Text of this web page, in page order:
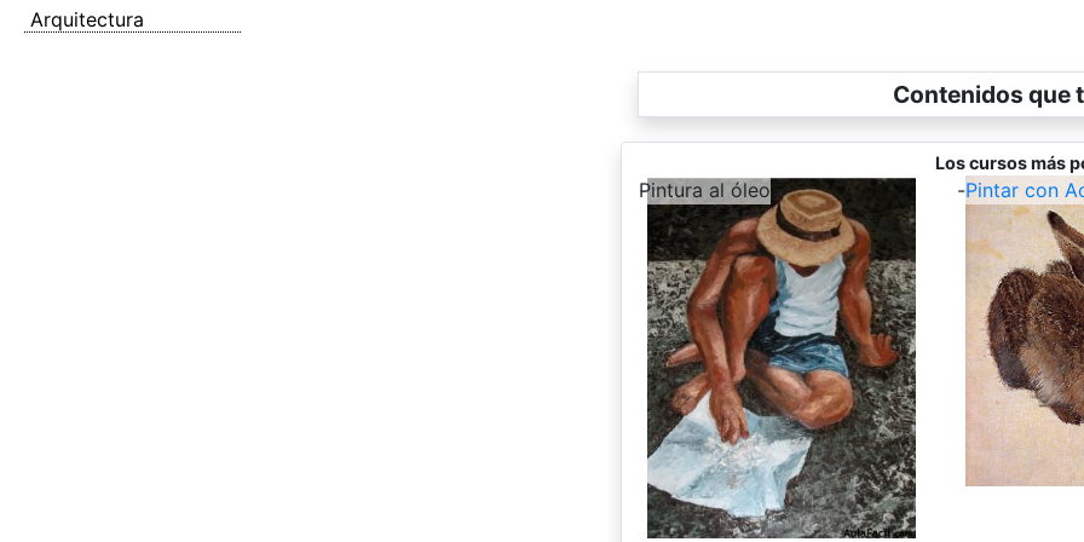
Arquitectura
Contenidos que
Los cursos más
-
Pintura al óleo -Pintar con